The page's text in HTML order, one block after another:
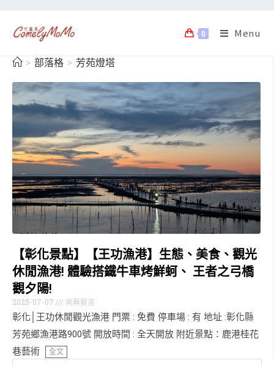
0 Menu
> 部落格 > 芳苑燈塔
【彰化景點】【王功漁港】生態、美食、觀光
休閒漁港! 體驗搭鐵牛車烤鮮蚵、 王者之弓橋
觀夕陽!
2025-07-07 尚無留言
彰化│王功休閒觀光漁港 門票 : 免費 停車場 : 有 地址 :彰化縣
芳苑鄉漁港路900號 開放時間 : 全天開放 附近景點：鹿港桂花
巷藝術
全文